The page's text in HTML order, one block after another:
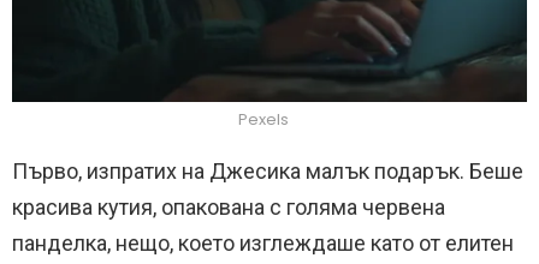
Pexels
Първо, изпратих на Джесика малък подарък. Беше
красива кутия, опакована с голяма червена
панделка, нещо, което изглеждаше като от елитен